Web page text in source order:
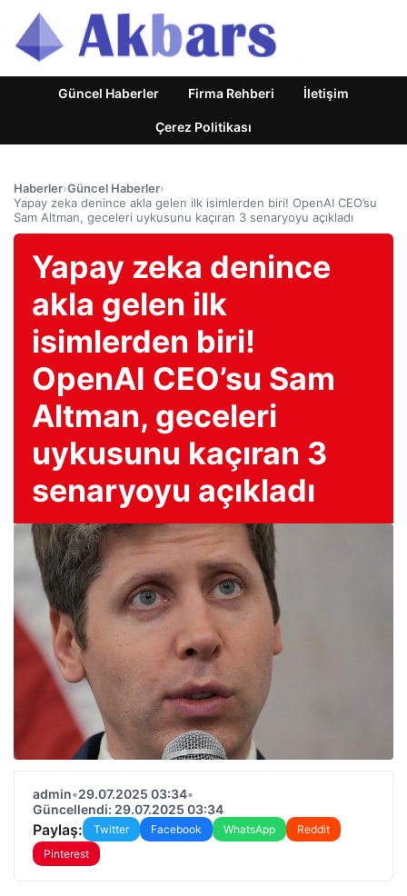
Güncel Haberler Firma Rehberi İletişim
Çerez Politikası
Haberler›Güncel Haberler›
Yapay zeka denince akla gelen ilk isimlerden biri! OpenAI CEO’su
Sam Altman, geceleri uykusunu kaçıran 3 senaryoyu açıkladı
Yapay zeka denince
akla gelen ilk
isimlerden biri!
OpenAI CEO’su Sam
Altman, geceleri
uykusunu kaçıran 3
senaryoyu açıkladı
admin•29.07.2025 03:34•
Güncellendi: 29.07.2025 03:34
Paylaş: Twitter Facebook WhatsApp
Reddit
Pinterest